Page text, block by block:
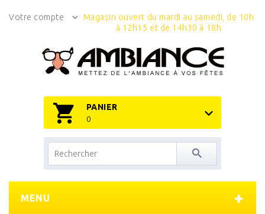
Votre compte
Magasin ouvert du mardi au samedi, de 10h
à 12h15 et de 14h30 à 18h
PANIER
0
MENU